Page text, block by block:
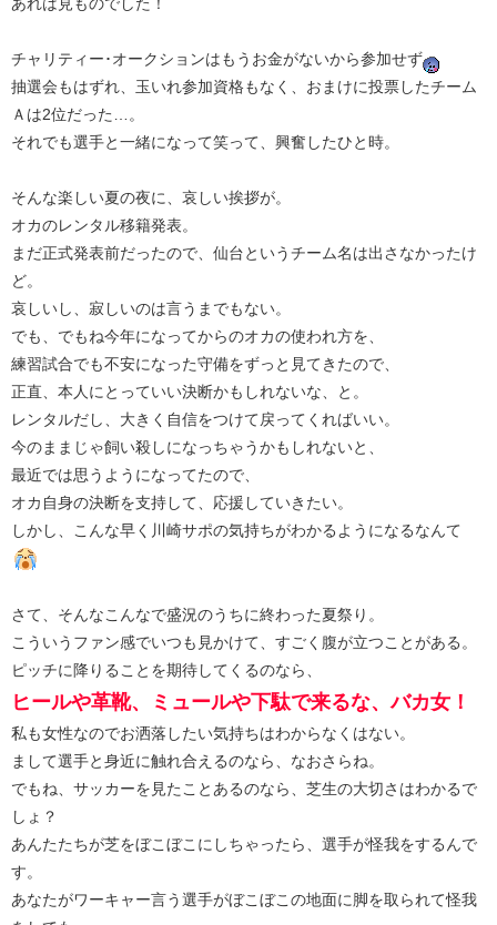
チャリティー･オークションはもうお金がないから参加せず
抽選会もはずれ、玉いれ参加資格もなく、おまけに投票したチーム
Ａは2位だった…。
それでも選手と一緒になって笑って、興奮したひと時。
そんな楽しい夏の夜に、哀しい挨拶が。
オカのレンタル移籍発表。
まだ正式発表前だったので、仙台というチーム名は出さなかったけ
ど。
哀しいし、寂しいのは言うまでもない。
でも、でもね今年になってからのオカの使われ方を、
練習試合でも不安になった守備をずっと見てきたので、
正直、本人にとっていい決断かもしれないな、と。
レンタルだし、大きく自信をつけて戻ってくればいい。
今のままじゃ飼い殺しになっちゃうかもしれないと、
最近では思うようになってたので、
オカ自身の決断を支持して、応援していきたい。
しかし、こんな早く川崎サポの気持ちがわかるようになるなんて
さて、そんなこんなで盛況のうちに終わった夏祭り。
こういうファン感でいつも見かけて、すごく腹が立つことがある。
ピッチに降りることを期待してくるのなら、
ヒールや革靴、ミュールや下駄で来るな、バカ女！
私も女性なのでお洒落したい気持ちはわからなくはない。
まして選手と身近に触れ合えるのなら、なおさらね。
でもね、サッカーを見たことあるのなら、芝生の大切さはわかるで
しょ？
あんたたちが芝をぼこぼこにしちゃったら、選手が怪我をするんで
す。
あなたがワーキャー言う選手がぼこぼこの地面に脚を取られて怪我